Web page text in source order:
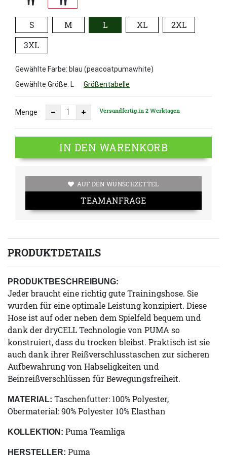
S M L XL
2XL
3XL
Gewählte Farbe: blau (peacoatpumawhite)
Gewählte Größe: L Größentabelle
Menge Versandfertig in 2 Werktagen
IN DEN WARENKORB
AUF DEN WUNSCHZETTEL
TEAMANFRAGE
PRODUKTDETAILS
PRODUKTBESCHREIBUNG:
Jeder braucht eine richtig gute Trainingshose. Sie
wurden für eine optimale Leistung konzipiert. Diese
Hose ist auf oder neben dem Spielfeld bequem und
dank der dryCELL Technologie von PUMA so
konstruiert, dass du trocken bleibst. Praktisch ist sie
auch dank ihrer Reißverschlusstaschen zur sicheren
Aufbewahrung von Habseligkeiten und
Beinreißverschlüssen für Bewegungsfreiheit.
MATERIAL: Taschenfutter: 100% Polyester,
Obermaterial: 90% Polyester 10% Elasthan
KOLLEKTION: Puma Teamliga
HERSTELLER: Puma